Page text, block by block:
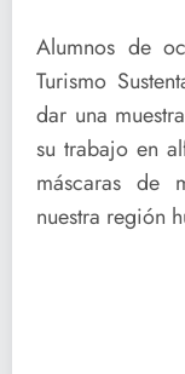
Alumnos de
Turismo
dar una
su trabajo en
máscaras de
nuestra región